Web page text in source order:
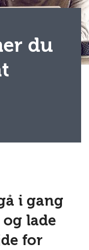
du
i gang
lade
for